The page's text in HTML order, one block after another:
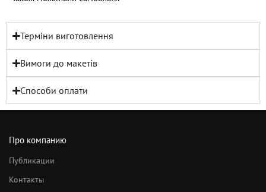
Терміни виготовлення
Вимоги до макетів
Способи оплати
Про компанию
Публикации
Контакты